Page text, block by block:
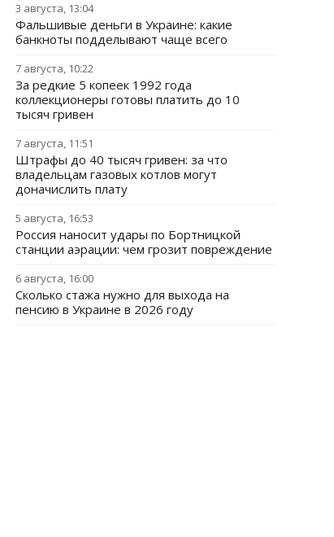
3 августа, 13:04
Фальшивые деньги в Украине: какие
банкноты подделывают чаще всего
7 августа, 10:22
За редкие 5 копеек 1992 года
коллекционеры готовы платить до 10
тысяч гривен
7 августа, 11:51
Штрафы до 40 тысяч гривен: за что
владельцам газовых котлов могут
доначислить плату
5 августа, 16:53
Россия наносит удары по Бортницкой
станции аэрации: чем грозит повреждение
6 августа, 16:00
Сколько стажа нужно для выхода на
пенсию в Украине в 2026 году